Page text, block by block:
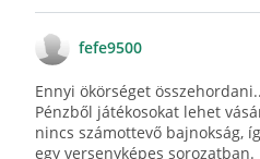
fefe9500
Ennyi ökörséget
Pénzből játékosokat lehet
nincs számottevő bajnokság,
egy versenyképes sorozatban.